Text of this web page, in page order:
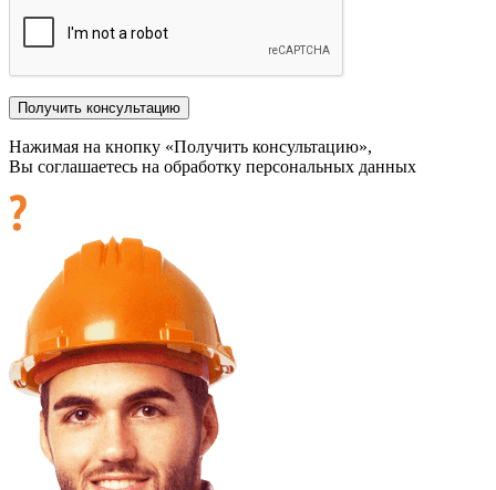
Нажимая на кнопку «Получить консультацию»,
Вы соглашаетесь на обработку персональных данных